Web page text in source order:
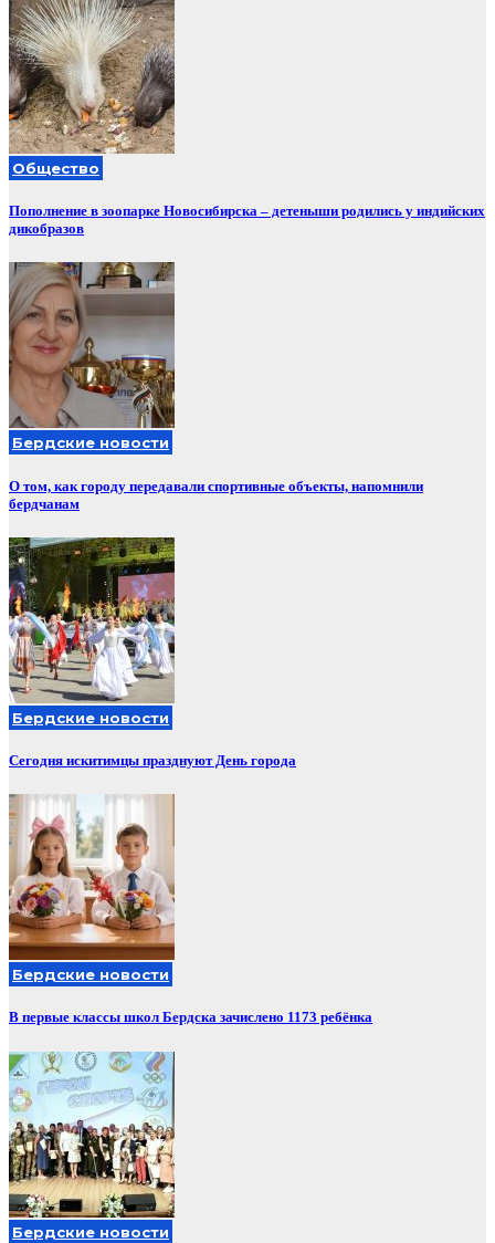
Общество
Пополнение в зоопарке Новосибирска – детеныши родились у индийских
дикобразов
Бердские новости
О том, как городу передавали спортивные объекты, напомнили
бердчанам
Бердские новости
Сегодня искитимцы празднуют День города
Бердские новости
В первые классы школ Бердска зачислено 1173 ребёнка
Бердские новости